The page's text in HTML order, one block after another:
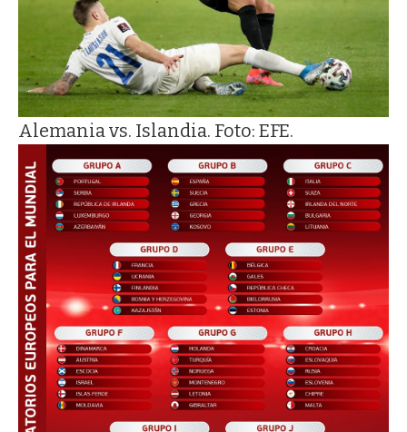
Alemania vs. Islandia. Foto: EFE.